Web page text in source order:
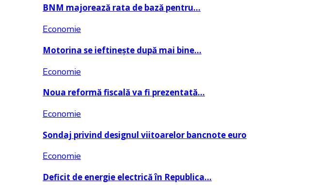
BNM majorează rata de bază pentru…
Economie
Motorina se ieftinește după mai bine…
Economie
Noua reformă fiscală va fi prezentată…
Economie
Sondaj privind designul viitoarelor bancnote euro
Economie
Deficit de energie electrică în Republica…